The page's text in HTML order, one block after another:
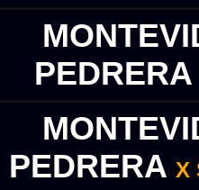
PEDRERA X